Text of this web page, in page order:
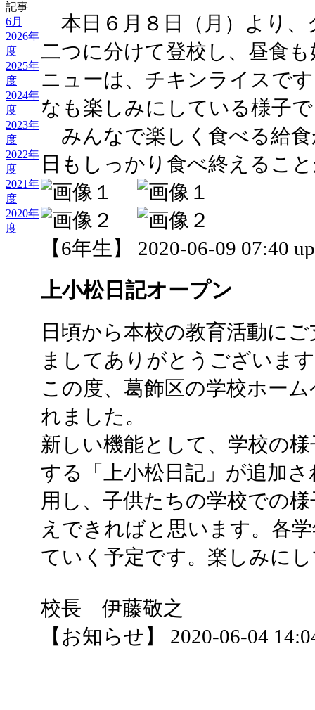
記事
6月
2026年
度
2025年
度
2024年
度
2023年
度
2022年
度
2021年
度
2020年
度
本日６月８日（月）より、
二つに分けて登校し、昼食
ニューは、チキンライスで
なも楽しみにしている様子
みんなで楽しく食べる給
日もしっかり食べ終えるこ
【6年生】 2020-06-09 07:40
上小松日記オープン
日頃から本校の教育活動に
ましてありがとうございま
この度、葛飾区の学校ホー
れました。
新しい機能として、学校の
する「上小松日記」が追加
用し、子供たちの学校での
えできればと思います。各
ていく予定です。楽しみに
校長 伊藤敬之
【お知らせ】 2020-06-04